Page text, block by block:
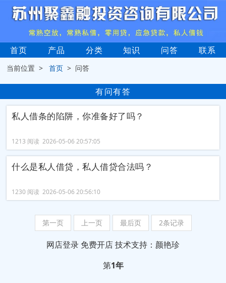
首页 产品 分类 知识 问答 联系
当前位置 >首页 > 问答
有问有答
私人借条的陷阱，你准备好了吗？
1213 阅读 2026-05-06 20:57:05
什么是私人借贷，私人借贷合法吗？
1230 阅读 2026-05-06 20:56:10
第一页 上一页 最后页 2条记录
网店登录 免费开店技术支持：颜艳珍
第1年